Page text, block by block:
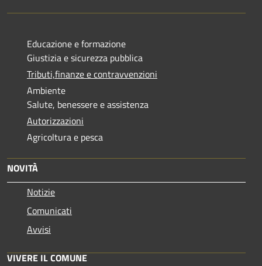
Educazione e formazione
Giustizia e sicurezza pubblica
Tributi,finanze e contravvenzioni
Ambiente
Salute, benessere e assistenza
Autorizzazioni
Agricoltura e pesca
NOVITÀ
Notizie
Comunicati
Avvisi
VIVERE IL COMUNE